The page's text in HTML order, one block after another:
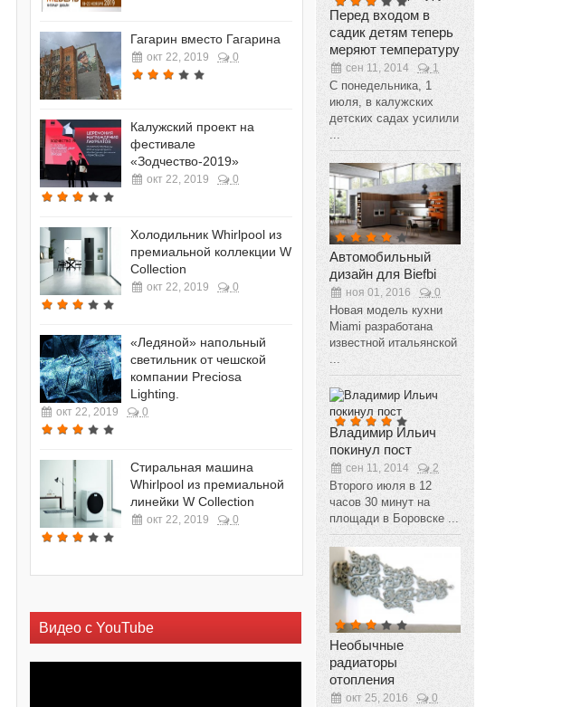
Гагарин вместо Гагарина
окт 22, 2019 0
Калужский проект на
фестивале
«Зодчество-2019»
окт 22, 2019 0
Холодильник Whirlpool из
премиальной коллекции W
Collection
окт 22, 2019 0
«Ледяной» напольный
светильник от чешской
компании Preciosa
Lighting.
окт 22, 2019 0
Cтиральная машина
Whirlpool из премиальной
линейки W Collection
окт 22, 2019 0
Видео с YouTube
Перед входом в
садик детям теперь
меряют температуру
сен 11, 2014 1
С понедельника, 1
июля, в калужских
детских садах усилили
Автомобильный
дизайн для Biefbi
ноя 01, 2016 0
Новая модель кухни
Miami разработана
известной итальянской
Владимир Ильич
покинул пост
сен 11, 2014 2
Второго июля в 12
часов 30 минут на
площади в Боровске ...
Необычные
радиаторы
отопления
окт 25, 2016 0